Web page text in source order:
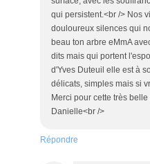
qui persistent.<br /> Nos
douloureux silences qui
beau ton arbre eMmA
dits mais qui portent
d'Yves Duteuil elle est à
délicats, simples mais si
Merci pour cette très
Danielle<br />
Répondre